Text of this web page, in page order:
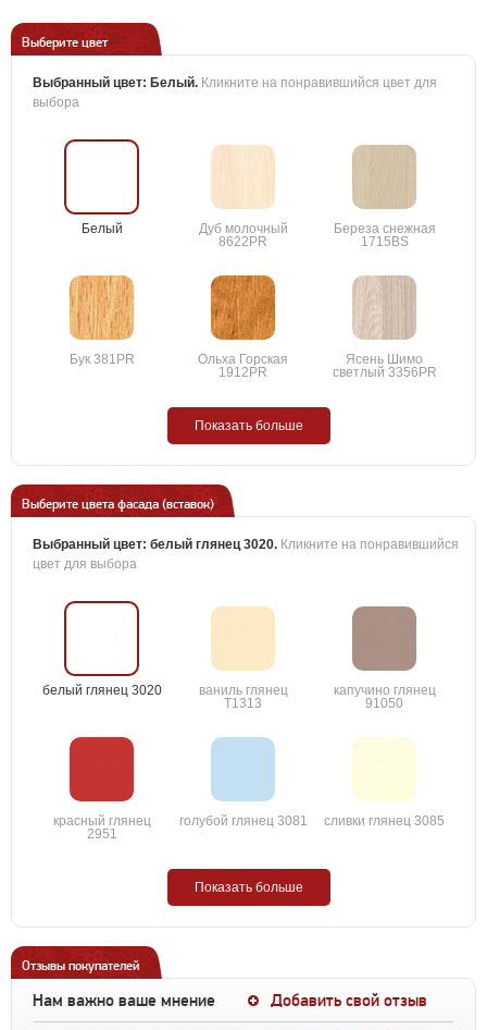
Выберите цвет
Выбранный цвет: Белый. Кликните на понравившийся цвет для
выбора
Белый
Дуб молочный
8622PR
Береза снежная
1715BS
Бук 381PR
Ольха Горская
1912PR
Ясень Шимо
светлый 3356PR
Показать больше
Выберите цвета фасада (вставок)
Выбранный цвет: белый глянец 3020. Кликните на понравившийся
цвет для выбора
белый глянец 3020
ваниль глянец
T1313
капучино глянец
91050
красный глянец
2951
голубой глянец 3081 сливки глянец 3085
Показать больше
Отзывы покупателей
Нам важно ваше мнение Добавить свой отзыв